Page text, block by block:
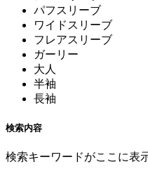
パフスリーブ
ワイドスリーブ
フレアスリーブ
ガーリー
大人
半袖
長袖
検索内容
検索キーワードがここに表